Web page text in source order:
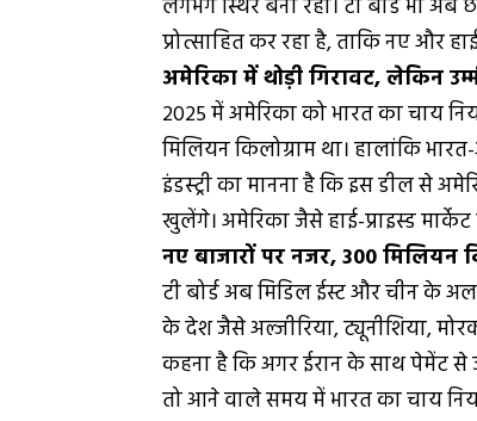
लगभग स्थिर बना रहा। टी बोर्ड भी
प्रोत्साहित कर रहा है, ताकि नए और
अमेरिका में थोड़ी गिरावट, लेकिन
2025 में अमेरिका को भारत का चाय
मिलियन किलोग्राम था। हालांकि
इंडस्ट्री का मानना है कि इस डील से
खुलेंगे। अमेरिका जैसे हाई-प्राइस्ड
नए बाजारों पर नजर, 300 मिलियन
टी बोर्ड अब मिडिल ईस्ट और चीन के
के देश जैसे अल्जीरिया, ट्यूनीशिया,
कहना है कि अगर ईरान के साथ पेमेंट
तो आने वाले समय में भारत का चाय